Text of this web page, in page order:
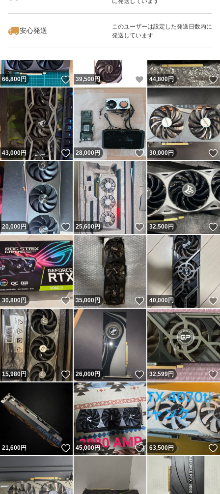
安心発送
このユーザーは設定した発送日数内に
発送しています
いいね！
19,600
66,800円 いいね！
39,500 円 いいね！
44,800円
43,000円 いいね！
28,000円 いいね！
30,000円
20,000円 いいね！
25,600円 いいね！
32,500円
30,800円 いいね！
35,000円 いいね！
40,000円
15,980円 いいね！
26,000円 いいね！
32,599円
21,600円 いいね！
45,000円 いいね！
63,500円